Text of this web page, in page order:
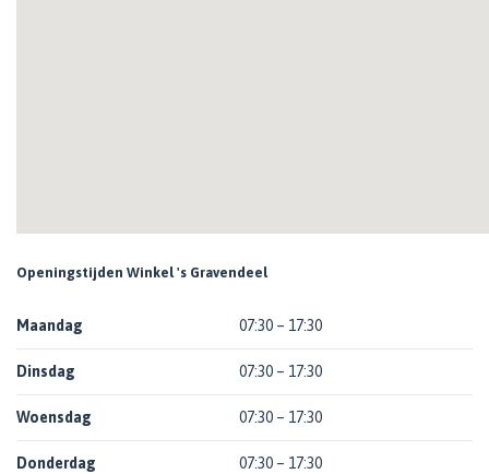
Openingstijden Winkel 's Gravendeel
Maandag 07:30 – 17:30
Dinsdag 07:30 – 17:30
Woensdag 07:30 – 17:30
Donderdag 07:30 – 17:30